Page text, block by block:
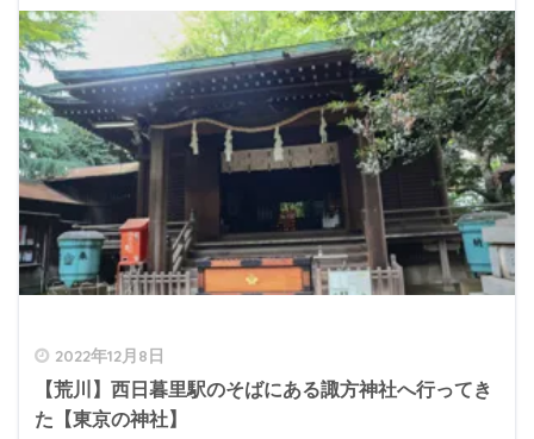
2022年12月8日
【荒川】西日暮里駅のそばにある諏方神社へ行ってき
た【東京の神社】